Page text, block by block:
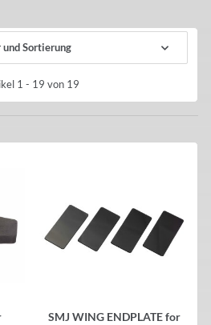
Sortierung
1 - 19 von 19
SMJ WING ENDPLATE for